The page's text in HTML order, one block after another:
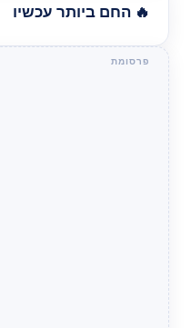
🔥 החם ביותר עכשיו